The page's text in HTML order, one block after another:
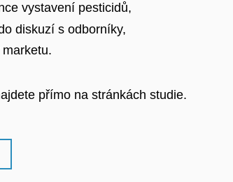
vystavení pesticidů,
diskuzí s odborníky,
přímo na stránkách studie.